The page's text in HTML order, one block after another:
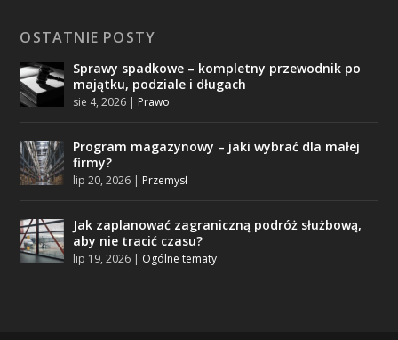
OSTATNIE POSTY
Sprawy spadkowe – kompletny przewodnik po
majątku, podziale i długach
sie 4, 2026 | Prawo
Program magazynowy – jaki wybrać dla małej
firmy?
lip 20, 2026 | Przemysł
Jak zaplanować zagraniczną podróż służbową,
aby nie tracić czasu?
lip 19, 2026 | Ogólne tematy